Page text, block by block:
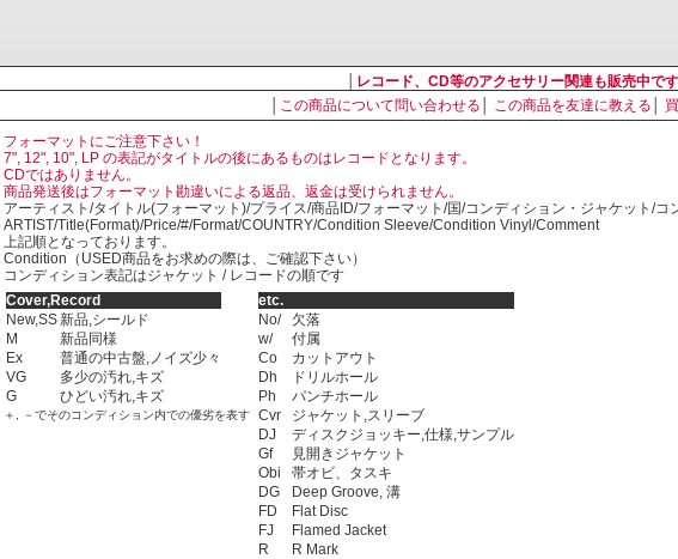
レコード、CD等のアクセサリー関連も販売中です
この商品について問い合わせる この商品を友達に教える
フォーマットにご注意下さい！
7", 12", 10", LP の表記がタイトルの後にあるものはレコードとなります。
CDではありません。
商品発送後はフォーマット勘違いによる返品、返金は受けられません。
アーティスト/タイトル(フォーマット)/プライス/商品ID/フォーマット/国/コンディション・ジャケット/コ
ARTIST/Title(Format)/Price/#/Format/COUNTRY/Condition Sleeve/Condition Vinyl/Comment
上記順となっております。
Condition（USED商品をお求めの際は、ご確認下さい）
コンディション表記はジャケット / レコードの順です
Cover,Record
New,SS新品,シールド
M
新品同様
Ex
普通の中古盤,ノイズ少々
VG
多少の汚れ,キズ
G
ひどい汚れ,キズ
＋, －でそのコンディション内での優劣を表す
etc.
No/
欠落
w/
付属
Co
カットアウト
Dh
ドリルホール
Ph
パンチホール
Cvr
ジャケット,スリーブ
DJ
ディスクジョッキー,仕様,サンプル
Gf
見開きジャケット
Obi
帯オビ、タスキ
DG
Deep Groove, 溝
FD
Flat Disc
FJ
Flamed Jacket
R
R Mark